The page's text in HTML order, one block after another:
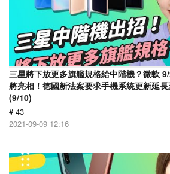
三星將下放更多旗艦規格給中階機？微軟
將亮相！德國新法案要求手機系統更新延
(9/10)
# 43
2021-09-09 12:16